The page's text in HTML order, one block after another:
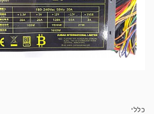
כללי